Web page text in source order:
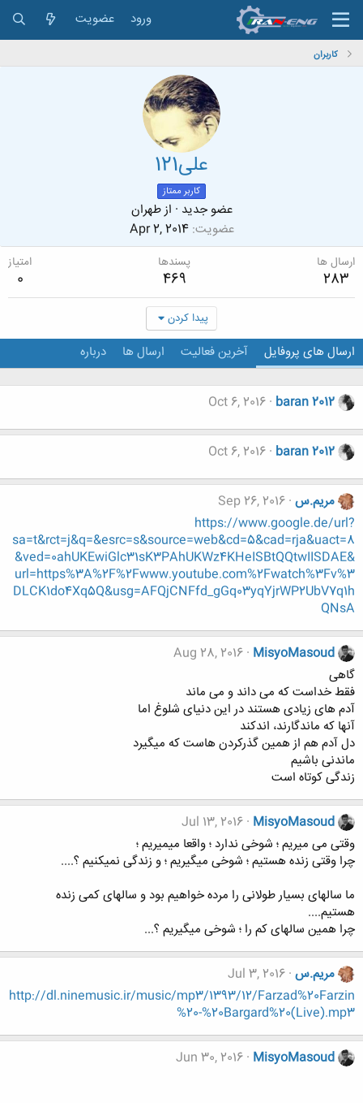
ورود عضویت
کاربران
علی121
کاربر ممتاز
عضو جدید · ازطهران
عضویت Apr 2, 2014
ارسال ها
283
پسندها
469
امتیاز
0
پیدا کردن
ارسال های پروفایل آخرین فعالیت ارسال ها درباره
baran 2012
Oct 6, 2016
baran 2012
Oct 6, 2016
مریم.س Sep 26, 2016
https://www.google.de/url?
sa=t&rct=j&q=&esrc=s&source=web&cd=5&cad=rja&uact=8
&ved=0ahUKEwiGlc31sK3PAhUKWz4KHeISBtQQtwIISDAE&
url=https%3A%2F%2Fwww.youtube.com%2Fwatch%3Fv%3
DLCK1do4Xq5Q&usg=AFQjCNFfd_gGq03yqYjrWP2UbV7q1h
QNsA
MisyoMasoud
Aug 28, 2016
گاهی
فقط خداست که می داند و می ماند
آدم های زیادی هستند در این دنیای شلوغ اما
آنها که ماندگارند، اندکند
دل آدم هم از همین گذرکردن هاست که میگیرد
ماندنی باشیم
زندگی کوتاه است
MisyoMasoud
Jul 13, 2016
وقتی می میریم ؛ شوخی ندارد ؛ واقعا میمیریم ؛
چرا وقتی زنده هستیم ؛ شوخی میگیریم ؛ و زندگی نمیکنیم ؟....
ما سالهای بسیار طولانی را مرده خواهیم بود و سالهای کمی زنده
هستیم....
چرا همین سالهای کم را ؛ شوخی میگیریم ؟...
مریم.س Jul 3, 2016
http://dl.ninemusic.ir/music/mp3/1393/12/Farzad%20Farzin
%20-%20Bargard%20(Live).mp3
MisyoMasoud
Jun 30, 2016